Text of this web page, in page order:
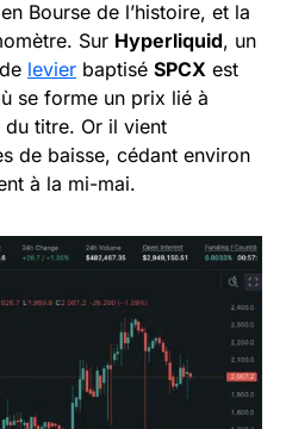
Bourse de l’histoire, et la
Sur Hyperliquid, un
levier baptisé SPCX est
se forme un prix lié à
du titre. Or il vient
de baisse, cédant environ
à la mi-mai.